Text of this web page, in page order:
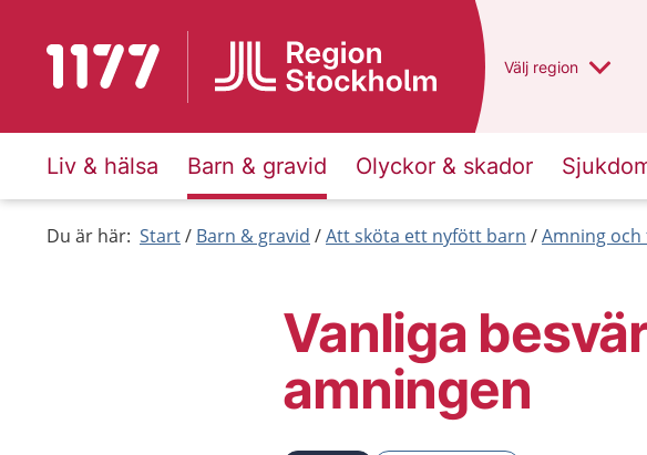
Till startsidan för 1177 Du har valt region
Välj en annan
region
Liv & hälsa Barn & gravid Olyckor & skador
Du är här: Start Barn & gravid Att sköta ett nyfött barn Amning
Vanliga
amningen